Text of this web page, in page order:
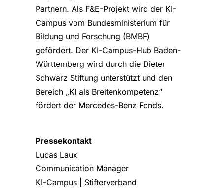
Partnern. Als F&E-Projekt wird der KI-
Campus vom Bundesministerium für
Bildung und Forschung (BMBF)
gefördert. Der KI-Campus-Hub Baden-
Württemberg wird durch die Dieter
Schwarz Stiftung unterstützt und den
Bereich „KI als Breitenkompetenz“
fördert der Mercedes-Benz Fonds.
Pressekontakt
Lucas Laux
Communication Manager
KI-Campus | Stifterverband